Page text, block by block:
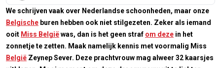
We schrijven vaak over Nederlandse schoonheden, maar onze
Belgische buren hebben ook niet stilgezeten. Zeker als iemand
ooit Miss Belgiëwas, dan is het geen straf om deze in het
zonnetje te zetten. Maak namelijk kennis met voormalig Miss
België Zeynep Sever. Deze prachtvrouw mag alweer 32 kaarsjes